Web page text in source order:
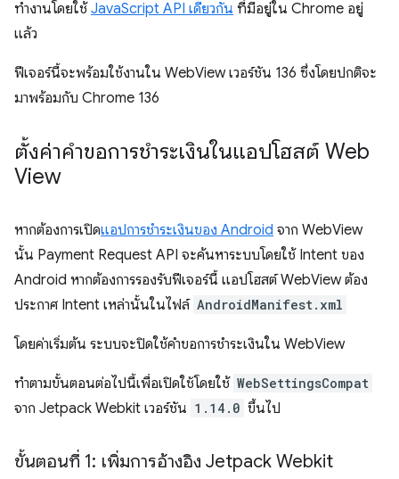
ทำงานโดยใช้ JavaScript API เดียวกัน ที่มีอยู่ใน Chrome อยู่
แล้ว
ฟีเจอร์นี้จะพร้อมใช้งานใน WebView เวอร์ชัน 136 ซึ่งโดยปกติจะ
มาพร้อมกับ Chrome 136
ตั้งค่าคำขอการชำระเงินในแอปโฮสต์ Web
View
หากต้องการเปิดแอปการชำระเงินของ Android จาก WebView
นั้น Payment Request API จะค้นหาระบบโดยใช้ Intent ของ
Android หากต้องการรองรับฟีเจอร์นี้ แอปโฮสต์ WebView ต้อง
ประกาศ Intent เหล่านั้นในไฟล์ AndroidManifest.xml
โดยค่าเริ่มต้น ระบบจะปิดใช้คำขอการชำระเงินใน WebView
ทำตามขั้นตอนต่อไปนี้เพื่อเปิดใช้โดยใช้ WebSettingsCompat
จาก Jetpack Webkit เวอร์ชัน 1.14.0 ขึ้นไป
ขั้นตอนที่ 1: เพิ่มการอ้างอิง Jetpack Webkit